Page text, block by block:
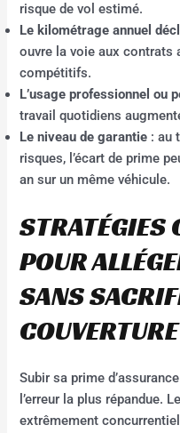
risque de vol estimé.
Le kilométrage annuel
ouvre la voie aux contrats
compétitifs.
L’usage professionnel ou
travail quotidiens
Le niveau de garantie : au
risques, l’écart de prime
an sur un même véhicule.
STRATÉGIES
POUR
SANS
COUVERTURE
Subir sa prime
l’erreur la plus répandue.
extrêmement